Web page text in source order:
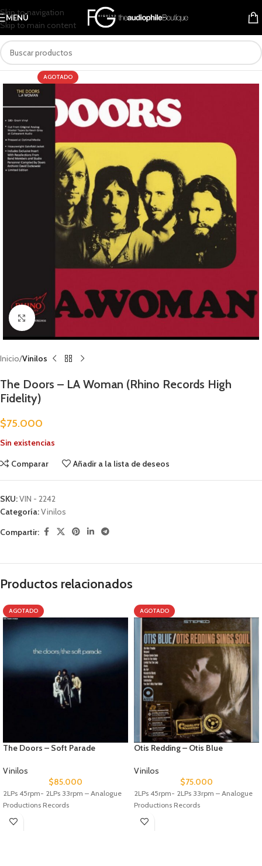
Skip to navigation
Skip to main content
MENÚ
AGOTADO
Clic para ampliar
Inicio Vinilos
The Doors – LA Woman (Rhino Records High
Fidelity)
$75.000
Sin existencias
Comparar
Añadir a la lista de deseos
SKU:VIN - 2242
Categoría:Vinilos
Compartir:
Productos relacionados
AGOTADO
The Doors – Soft Parade
Vinilos
$85.000
2LPs 45rpm- 2LPs 33rpm – Analogue
Productions Records
AGOTADO
Otis Redding – Otis Blue
Vinilos
$75.000
2LPs 45rpm- 2LPs 33rpm – Analogue
Productions Records